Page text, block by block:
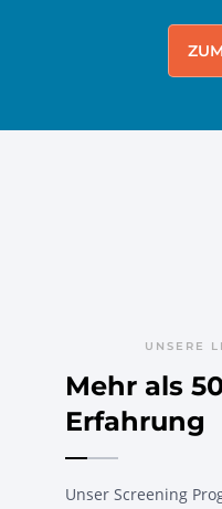
UNSERE
Mehr als
Erfahrung
Unser Screening